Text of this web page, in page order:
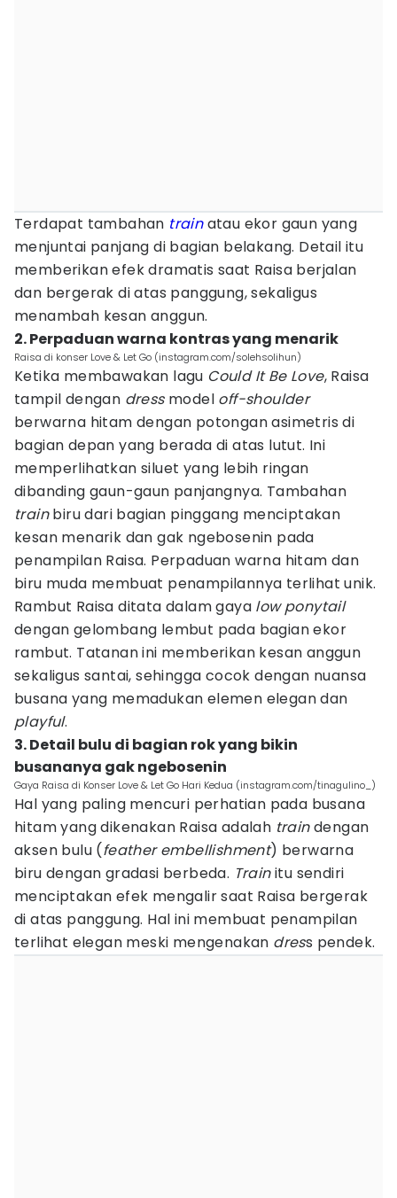
Terdapat tambahan trainatau ekor gaun yang
menjuntai panjang di bagian belakang. Detail itu
memberikan efek dramatis saat Raisa berjalan
dan bergerak di atas panggung, sekaligus
menambah kesan anggun.
2. Perpaduan warna kontras yang menarik
Raisa di konser Love & Let Go (instagram.com/solehsolihun)
Ketika membawakan lagu Could It Be Love, Raisa
tampil dengan dressmodel off-shoulder
berwarna hitam dengan potongan asimetris di
bagian depan yang berada di atas lutut. Ini
memperlihatkan siluet yang lebih ringan
dibanding gaun-gaun panjangnya. Tambahan
trainbiru dari bagian pinggang menciptakan
kesan menarik dan gak ngebosenin pada
penampilan Raisa. Perpaduan warna hitam dan
biru muda membuat penampilannya terlihat unik.
Rambut Raisa ditata dalam gaya low ponytail
dengan gelombang lembut pada bagian ekor
rambut. Tatanan ini memberikan kesan anggun
sekaligus santai, sehingga cocok dengan nuansa
busana yang memadukan elemen elegan dan
playful.
3. Detail bulu di bagian rok yang bikin
busananya gak ngebosenin
Gaya Raisa di Konser Love & Let Go Hari Kedua (instagram.com/tinagulino_)
Hal yang paling mencuri perhatian pada busana
hitam yang dikenakan Raisa adalah traindengan
aksen bulu (feather embellishment) berwarna
biru dengan gradasi berbeda. Trainitu sendiri
menciptakan efek mengalir saat Raisa bergerak
di atas panggung. Hal ini membuat penampilan
terlihat elegan meski mengenakan dress pendek.